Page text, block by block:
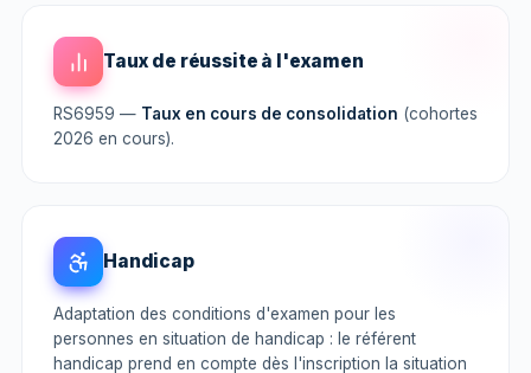
Taux de réussite à l'examen
RS6959 — Taux en cours de consolidation (cohortes
2026 en cours).
Handicap
Adaptation des conditions d'examen pour les
personnes en situation de handicap : le référent
handicap prend en compte dès l'inscription la situation